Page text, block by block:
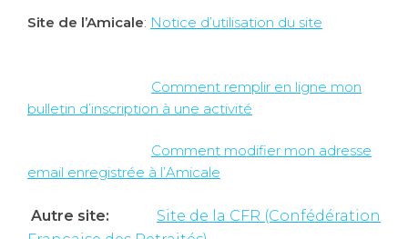
Site de l’Amicale: Notice d’utilisation du site
Comment remplir en ligne mon
bulletin d’inscription à une activité
Comment modifier mon adresse
email enregistrée à l’Amicale
Autre site:
Site de la CFR (Confédération